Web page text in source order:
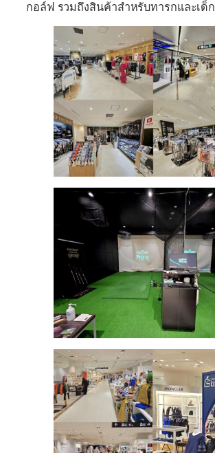
กอล์ฟ รวมถึงสินค้าสำหรับทารกและเด็ก